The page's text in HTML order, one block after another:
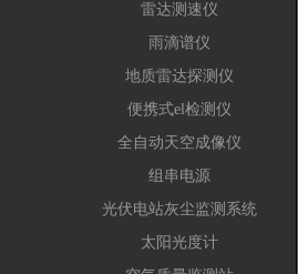
雷达测速仪
雨滴谱仪
地质雷达探测仪
便携式el检测仪
全自动天空成像仪
组串电源
光伏电站灰尘监测系统
太阳光度计